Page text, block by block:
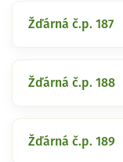
Žďárná č.p. 187
Žďárná č.p. 188
Žďárná č.p. 189